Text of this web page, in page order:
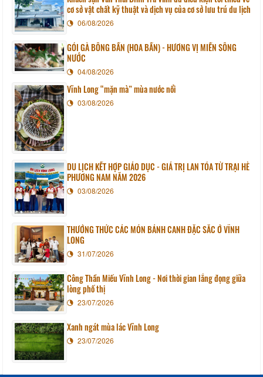
cơ sở vật chất kỹ thuật và dịch vụ của cơ sở lưu trú du lịch
06/08/2026
GỎI GÀ BÔNG BẦN (HOA BẦN) - HƯƠNG VỊ MIỀN SÔNG
NƯỚC
04/08/2026
Vĩnh Long “mặn mà” mùa nước nổi
03/08/2026
DU LỊCH KẾT HỢP GIÁO DỤC - GIÁ TRỊ LAN TỎA TỪ TRẠI HÈ
PHƯƠNG NAM NĂM 2026
03/08/2026
THƯỞNG THỨC CÁC MÓN BÁNH CANH ĐẶC SẮC Ở VĨNH
LONG
31/07/2026
Công Thần Miếu Vĩnh Long - Nơi thời gian lắng đọng giữa
lòng phố thị
23/07/2026
Xanh ngát mùa lác Vĩnh Long
23/07/2026